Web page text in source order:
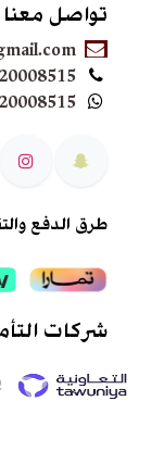
تواصل معنا
طرق الدفع
شركات